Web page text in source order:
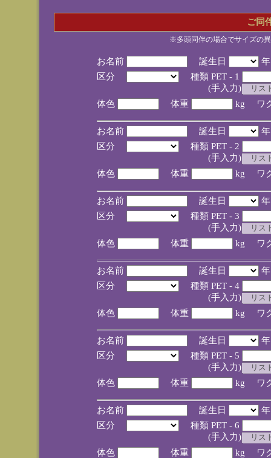
ご同
※多頭同伴の場合でサイズの
お名前 誕生日
区分
種類 PET - 1
(手入力)
体色
体重 kg ワ
お名前 誕生日
区分
種類 PET - 2
(手入力)
体色
体重 kg ワ
お名前 誕生日
区分
種類 PET - 3
(手入力)
体色
体重 kg ワ
お名前 誕生日
区分
種類 PET - 4
(手入力)
体色
体重 kg ワ
お名前 誕生日
区分
種類 PET - 5
(手入力)
体色
体重 kg ワ
お名前 誕生日
区分
種類 PET - 6
(手入力)
体色
体重 kg ワ